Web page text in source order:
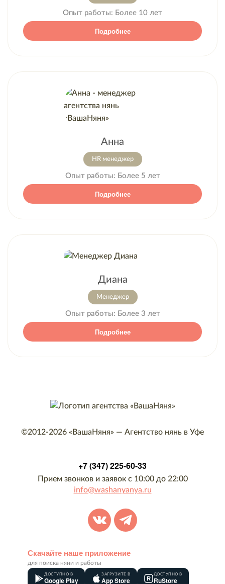
Опыт работы: Более 10 лет
Подробнее
Анна
HR менеджер
Опыт работы: Более 5 лет
Подробнее
Диана
Менеджер
Опыт работы: Более 3 лет
Подробнее
©2012-2026 «ВашаНяня» — Агентство нянь в Уфе
+7 (347) 225-60-33
Прием звонков и заявок с 10:00 до 22:00
info@washanyanya.ru
Скачайте наше приложение
для поиска няни и работы
ДОСТУПНО В
Google Play
ЗАГРУЗИТЕ В
App Store
ДОСТУПНО В
RuStore